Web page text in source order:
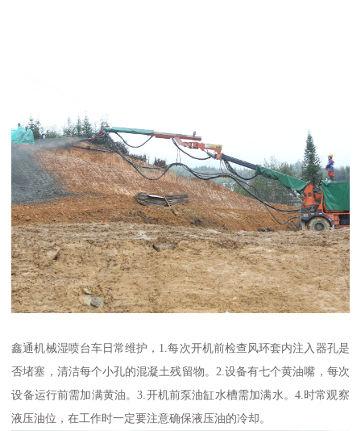
鑫通机械湿喷台车日常维护，1.每次开机前检查风环套内注入器孔是
否堵塞，清洁每个小孔的混凝土残留物。2.设备有七个黄油嘴，每次
设备运行前需加满黄油。3.开机前泵油缸水槽需加满水。4.时常观察
液压油位，在工作时一定要注意确保液压油的冷却。